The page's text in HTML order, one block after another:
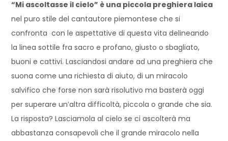
“Mi ascoltasse il cielo” è una piccola preghiera laica
nel puro stile del cantautore piemontese che si
confronta con le aspettative di questa vita delineando
la linea sottile fra sacro e profano, giusto o sbagliato,
buoni e cattivi. Lasciandosi andare ad una preghiera che
suona come una richiesta di aiuto, di un miracolo
salvifico che forse non sarà risolutivo ma basterà oggi
per superare un’altra difficoltà, piccola o grande che sia.
La risposta? Lasciamola al cielo se ci ascolterà ma
abbastanza consapevoli che il grande miracolo nella